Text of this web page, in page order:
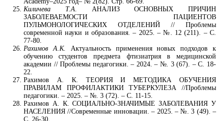
Киличева Т.А.
АНАЛИЗ ОСНОВНЫХ ПРИЧИН
ЗАБОЛЕВАЕМОСТИ ПАЦИЕНТОВ
ПУЛЬМОНОЛОГИЧЕСКИХ ОТДЕЛЕНИЙ // Проблемы
современной науки и образования. – 2025. – №. 12 (211). – С.
77-80.
Рахимов А.К.
Актуальность применения новых подходов к
обучению студентов предмета фтизиатрия в медицинской
академии // Проблемы педагогики. – 2024. – №. 3 (67). – С. 18-
22.
Рахимов А. К. ТЕОРИЯ И МЕТОДИКА ОБУЧЕНИЯ
ПРАВИЛАМ ПРОФИЛАКТИКИ ТУБЕРКУЛЕЗА //Проблемы
педагогики. – 2025. – №. 3 (72). – С. 11-15.
Рахимов А. К. СОЦИАЛЬНО-ЗНАЧИМЫЕ ЗАБОЛЕВАНИЯ У
НАСЕЛЕНИЯ //Современные инновации. – 2025. – №. 3 (49). –
С. 26-30.